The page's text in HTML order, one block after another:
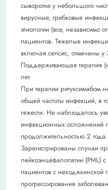
сыворотке у небольшого
вирусные, грибковые
этиологии (все, независимо
пациентов. Тяжелые
включая сепсис, отмечены у
Поддерживающая терапия
лет
При терапии ритуксимабом
общей частоты инфекций, в
тяжести. Не наблюдалось
инфекционных осложнений
продолжительностью 2 года.
Зарегистрированы случаи
лейкоэнцефалопатии (PML)
пациентов с
прогрессирования